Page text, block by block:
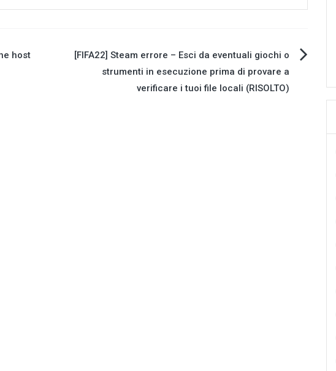
host
[FIFA22] Steam errore – Esci da eventuali giochi o
strumenti in esecuzione prima di provare a
verificare i tuoi file locali (RISOLTO)